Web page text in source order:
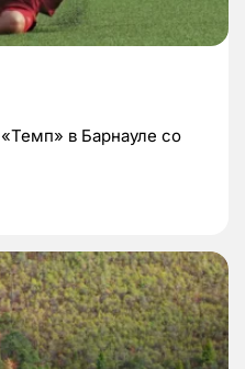
в Барнауле со